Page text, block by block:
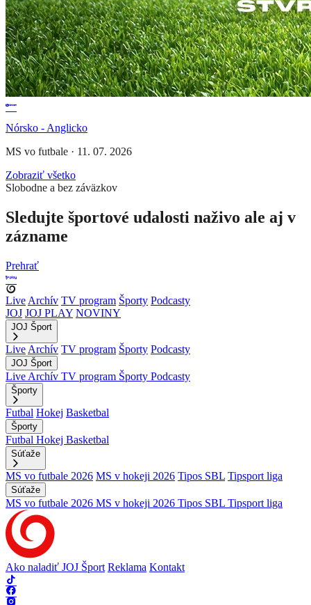
Nórsko - Anglicko
MS vo futbale · 11. 07. 2026
Zobraziť všetko
Slobodne a bez záväzkov
Sledujte športové udalosti naživo ale aj v
zázname
Prehrať
Live Archív TV program Športy Podcasty
JOJ JOJ PLAY NOVINY
JOJ Šport
Live Archív TV program Športy Podcasty
JOJ Šport
Live Archív TV program Športy Podcasty
Športy
Futbal Hokej Basketbal
Športy
Futbal Hokej Basketbal
Súťaže
MS vo futbale 2026 MS v hokeji 2026 Tipos SBL Tipsport liga
Súťaže
MS vo futbale 2026 MS v hokeji 2026 Tipos SBL Tipsport liga
Ako naladiť JOJ Šport Reklama Kontakt